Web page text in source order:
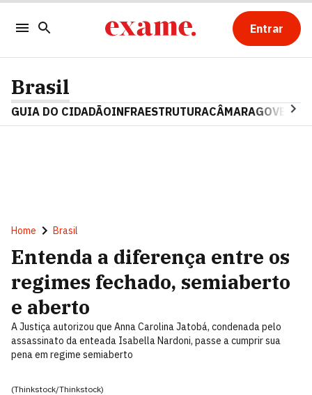
Entrar
Brasil
GUIA DO CIDADÃOINFRAESTRUTURACÂMARAGOVERNO
Home Brasil
Entenda a diferença entre os
regimes fechado, semiaberto
e aberto
A Justiça autorizou que Anna Carolina Jatobá, condenada pelo
assassinato da enteada Isabella Nardoni, passe a cumprir sua
pena em regime semiaberto
(Thinkstock/Thinkstock)